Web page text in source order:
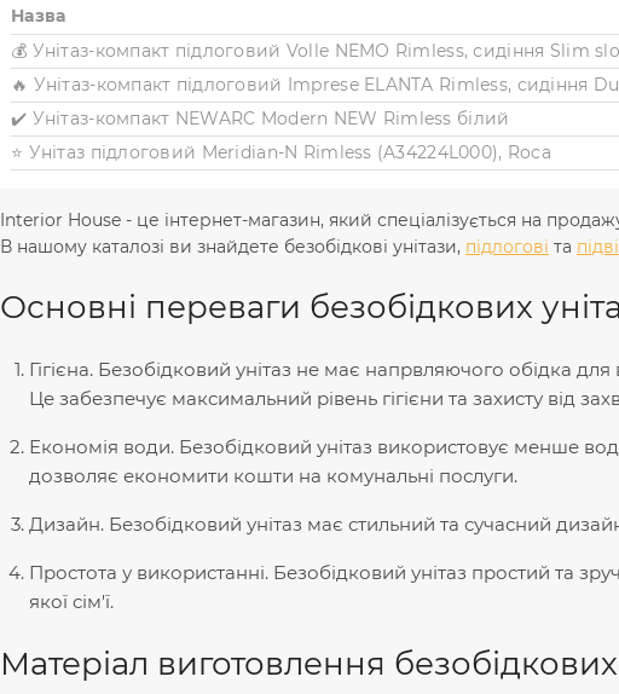
Назва
💰 Унітаз-компакт підлоговий Volle NEMO Rimless, сидіння Slim
🔥 Унітаз-компакт підлоговий Imprese ELANTA Rimless, сидіння
✔️ Унітаз-компакт NEWARC Modern NEW Rimless білий
⭐ Унітаз підлоговий Meridian-N Rimless (A34224L000), Roca
Interior House - це інтернет-магазин, який спеціалізується на
В нашому каталозі ви знайдете безобідкові унітази, підлогові та
Основні переваги безобідкових
Гігієна. Безобідковий унітаз не має напрвляючого обідка
Це забезпечує максимальний рівень гігієни та захисту від
Економія води. Безобідковий унітаз використовує менше
дозволяє економити кошти на комунальні послуги.
Дизайн. Безобідковий унітаз має стильний та сучасний
Простота у використанні. Безобідковий унітаз простий та
якої сім'ї.
Матеріал виготовлення безобідкових